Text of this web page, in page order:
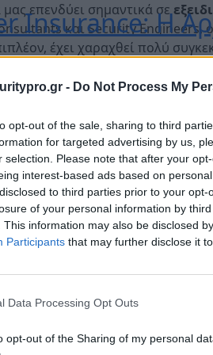
- Do Not Process My
opt-out of the sale, sharing to third
for targeted advertising by us,
selection. Please note that after your
interest-based ads based on
to third parties prior to your
of your personal information by
This information may also be disclosed
Participants that may further disclose it
Data Processing Opt Outs
opt-out of the Sharing of my personal
Insurance: Η
Τώρα
προοπτικές
«Move First»
επενδύει σημαντικά σε
και Security Engineers,
έχει χαραχθεί πολύ
vendors, ώστε να μπορούμε να
τις ανάγκες των
οι σημαντικότερες απαιτήσεις
όπως εσείς τις αξιολογείτε
και την καθημερινή
προτεραιότητα είναι πάντα να
οργανισμό. Ωστόσο, υπάρχουν
και τις μελλοντικές και πιο
Απορρέουν από
προκύπτουν από τον